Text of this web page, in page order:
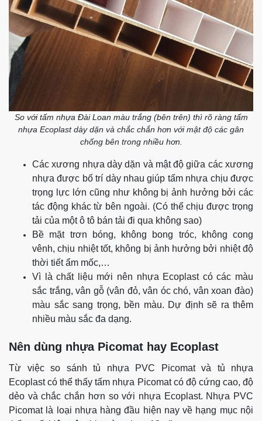
So với tấm nhựa Đài Loan màu trắng (bên trên) thì rõ ràng tấm
nhựa Ecoplast dày dặn và chắc chắn hơn với mật độ các gân
chống bên trong nhiều hơn.
Các xương nhựa dày dặn và mật độ giữa các xương
nhựa được bố trí dày nhau giúp tấm nhựa chịu được
trọng lực lớn cũng như không bị ảnh hưởng bởi các
tác động khác từ bên ngoài. (Có thể chịu được trọng
tải của một ô tô bán tải đi qua không sao)
Bề mặt trơn bóng, không bong tróc, không cong
vênh, chịu nhiệt tốt, không bị ảnh hưởng bởi nhiệt độ
thời tiết ẩm mốc,…
Vì là chất liệu mới nên nhựa Ecoplast có các màu
sắc trắng, vân gỗ (vân đỏ, vân óc chó, vân xoan đào)
màu sắc sang trọng, bền màu. Dự định sẽ ra thêm
nhiều màu sắc đa dạng.
Nên dùng nhựa Picomat hay Ecoplast
Từ việc so sánh tủ nhựa PVC Picomat và tủ nhựa
Ecoplast có thể thấy tấm nhựa Picomat có độ cứng cao, độ
dẻo và chắc chắn hơn so với nhựa Ecoplast. Nhựa PVC
Picomat là loại nhựa hàng đầu hiện nay về hạng mục nội